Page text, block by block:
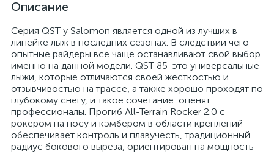
Описание
Серия QST у Salomon является одной из лучших в
линейке лыж в последних сезонах. В следствии чего
опытные райдеры все чаще останавливают свой выбор
именно на данной модели. QST 85-это универсальные
лыжи, которые отличаются своей жесткостью и
отзывчивостью на трассе, а также хорошо проходят по
глубокому снегу, и такое сочетание оценят
профессионалы. Прогиб All-Terrain Rocker 2.0 с
рокером на носу и кэмбером в области креплений
обеспечивает контроль и плавучесть, традиционный
радиус бокового выреза, ориентирован на мощность